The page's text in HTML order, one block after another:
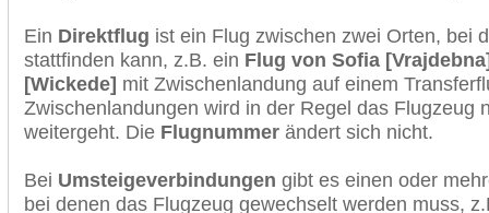
Ein Direktflug ist ein Flug zwischen zwei Orten, bei
stattfinden kann, z.B. ein Flug von Sofia
[Wickede] mit Zwischenlandung auf einem
Zwischenlandungen wird in der Regel das Flugzeug
weitergeht. Die Flugnummer ändert sich nicht.
Bei Umsteigeverbindungen gibt es einen oder
bei denen das Flugzeug gewechselt werden muss,